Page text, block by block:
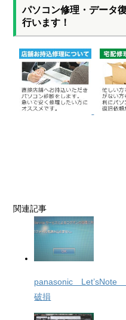
パソコン修理・データ
行います！
関連記事
panasonic Let’sNote
破損